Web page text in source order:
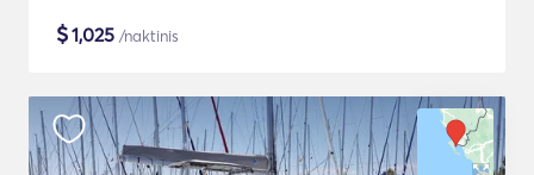
$1,025 /naktinis